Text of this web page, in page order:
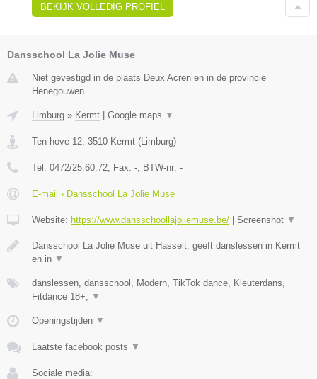
BEKIJK VOLLEDIG PROFIEL
Dansschool La Jolie Muse
Niet gevestigd in de plaats Deux Acren en in de provincie
Henegouwen.
Limburg » Kermt Google maps ▼
Ten hove 12 3510 Kermt ( Limburg)
Tel: 0472/25.60.72 , Fax: - , BTW-nr: -
E-mail › Dansschool La Jolie Muse
Website: https://www.dansschoollajoliemuse.be/ Screenshot ▼
Dansschool La Jolie Muse uit Hasselt, geeft danslessen in Kermt
en in ▼
danslessen, dansschool, Modern, TikTok dance, Kleuterdans,
Fitdance 18+,
▼
Openingstijden ▼
Laatste facebook posts ▼
Sociale media: